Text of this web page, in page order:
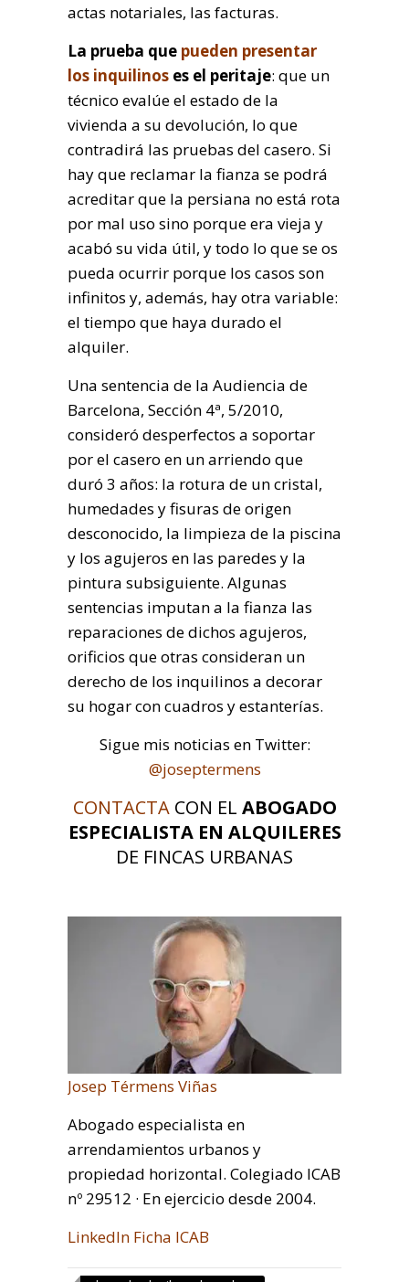
actas notariales, las facturas.
La prueba que pueden presentar
los inquilinos es el peritaje: que un
técnico evalúe el estado de la
vivienda a su devolución, lo que
contradirá las pruebas del casero. Si
hay que reclamar la fianza se podrá
acreditar que la persiana no está rota
por mal uso sino porque era vieja y
acabó su vida útil, y todo lo que se os
pueda ocurrir porque los casos son
infinitos y, además, hay otra variable:
el tiempo que haya durado el
alquiler.
Una sentencia de la Audiencia de
Barcelona, Sección 4ª, 5/2010,
consideró desperfectos a soportar
por el casero en un arriendo que
duró 3 años: la rotura de un cristal,
humedades y fisuras de origen
desconocido, la limpieza de la piscina
y los agujeros en las paredes y la
pintura subsiguiente. Algunas
sentencias imputan a la fianza las
reparaciones de dichos agujeros,
orificios que otras consideran un
derecho de los inquilinos a decorar
su hogar con cuadros y estanterías.
Sigue mis noticias en Twitter:
@joseptermens
CONTACTACON EL ABOGADO
ESPECIALISTA EN ALQUILERES
DE FINCAS URBANAS
Josep Térmens Viñas
Abogado especialista en
arrendamientos urbanos y
propiedad horizontal. Colegiado ICAB
nº 29512 · En ejercicio desde 2004.
LinkedIn Ficha ICAB